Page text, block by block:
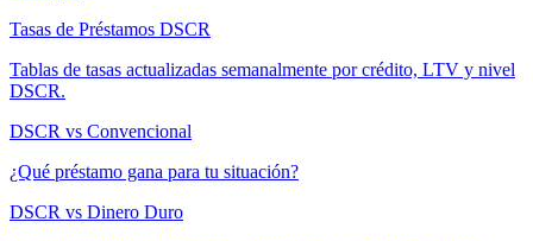
Tasas de Préstamos DSCR
Tablas de tasas actualizadas semanalmente por crédito, LTV y nivel
DSCR.
DSCR vs Convencional
¿Qué préstamo gana para tu situación?
DSCR vs Dinero Duro